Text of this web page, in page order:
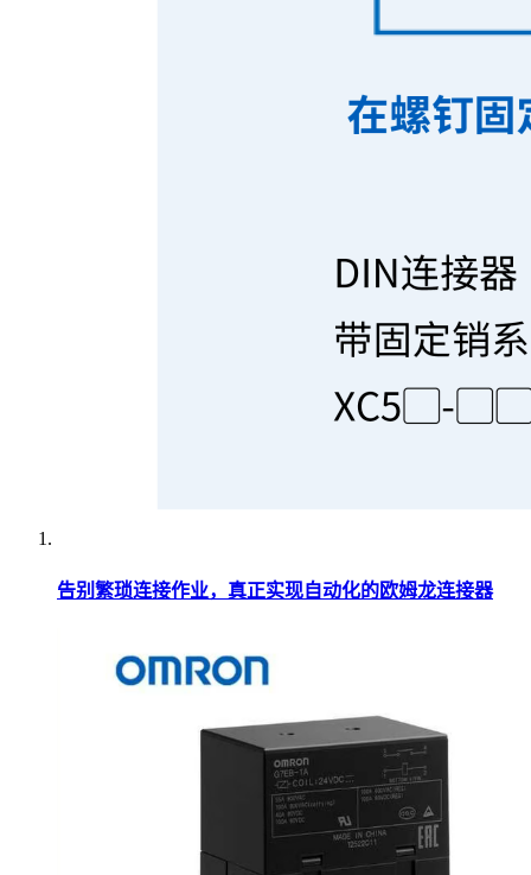
告别繁琐连接作业，真正实现自动化的欧姆龙连接器